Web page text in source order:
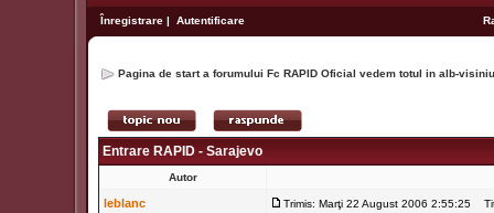
Înregistrare | Autentificare
Pagina de start a forumului Fc RAPID Oficial vedem totul in alb-
Entrare RAPID - Sarajevo
Autor
leblanc Trimis: Marţi 22 August 2006 2:55:25